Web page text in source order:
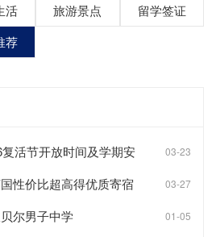
活 旅游景点
留学签证
荐
活节开放时间及学期安
03-23
性价比超高得优质寄宿
03-27
尔男子中学 01-05